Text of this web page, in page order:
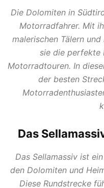
Die Dolomiten in
Motorradfahrer. Mit
malerischen Tälern
sie die perfekte
Motorradtouren. In
der besten
Das
Das Sellamassiv ist
den Dolomiten und
Diese Rundstrecke